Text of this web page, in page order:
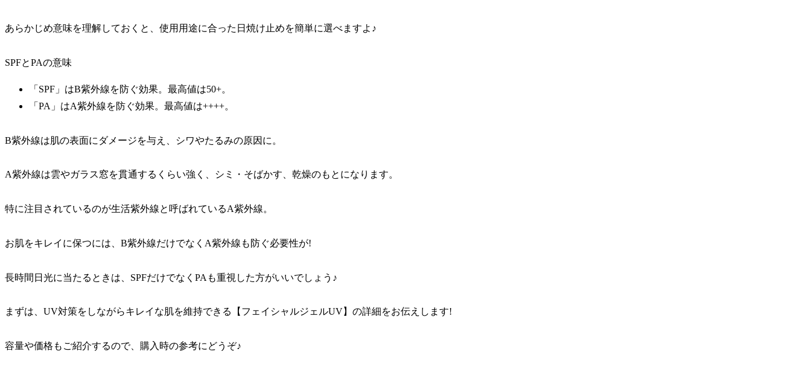
あらかじめ意味を理解しておくと、使用用途に合った日焼け止めを簡単に選べますよ♪
SPFとPAの意味
「SPF」はB紫外線を防ぐ効果。最高値は50+。
「PA」はA紫外線を防ぐ効果。最高値は++++。
B紫外線は肌の表面にダメージを与え、シワやたるみの原因に。
A紫外線は雲やガラス窓を貫通するくらい強く、シミ・そばかす、乾燥のもとになります。
特に注目されているのが生活紫外線と呼ばれているA紫外線。
お肌をキレイに保つには、B紫外線だけでなくA紫外線も防ぐ必要性が!
長時間日光に当たるときは、SPFだけでなくPAも重視した方がいいでしょう♪
まずは、UV対策をしながらキレイな肌を維持できる【フェイシャルジェルUV】の詳細をお伝えします!
容量や価格もご紹介するので、購入時の参考にどうぞ♪